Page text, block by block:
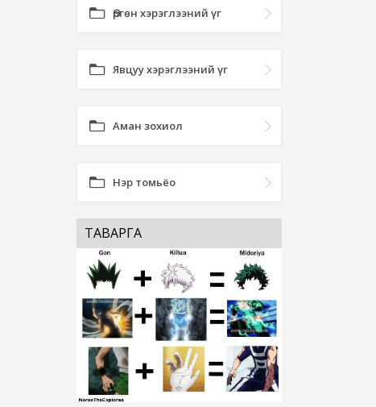
Өргөн хэрэглээний үг
Явцуу хэрэглээний үг
Аман зохиол
Нэр томьёо
ТАВАРГА